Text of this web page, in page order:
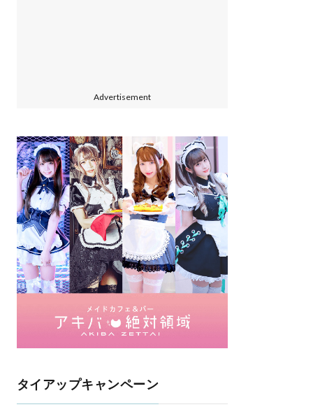
Advertisement
タイアップキャンペーン